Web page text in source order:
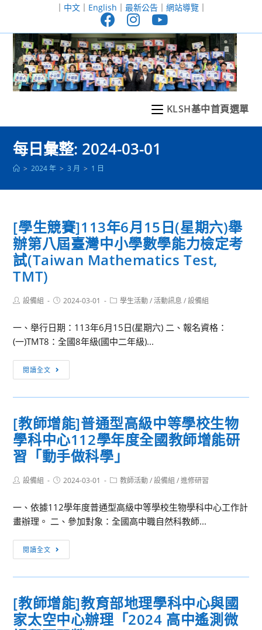
至
｜ 中文｜ English ｜ 最新公告｜ 網站導覽｜
KLSH基中首頁選單
每日彙整: 2024-03-01
> 2024 年 > 3 月 > 1 日
[學生競賽]113年6月15日(星期六)舉
辦第八屆臺灣中小學數學能力檢定考
試(Taiwan Mathematics Test,
TMT)
Post設備組
Post2024-03-01
Post學生活動 / 活動訊息 / 設備組
一、舉行日期：113年6月15日(星期六) 二、報名資格：
(一)TMT8：全國8年級(國中二年級)...
閱讀全文
生
競
年
6
月
15
日
期
六)
八
臺
灣
[教師增能]普通型高級中等學校生物
學科中心112學年度全國教師增能研
習「動手做科學」
Post設備組
Post2024-03-01
Post教師活動 / 設備組 / 進修研習
一、依據112學年度普通型高級中等學校生物學科中心工作計
畫辦理。 二、參加對象：全國高中職自然科教師...
閱讀全文
師
增
普
通
[教師增能]教育部地理學科中心與國
家太空中心辦理「2024 高中遙測微